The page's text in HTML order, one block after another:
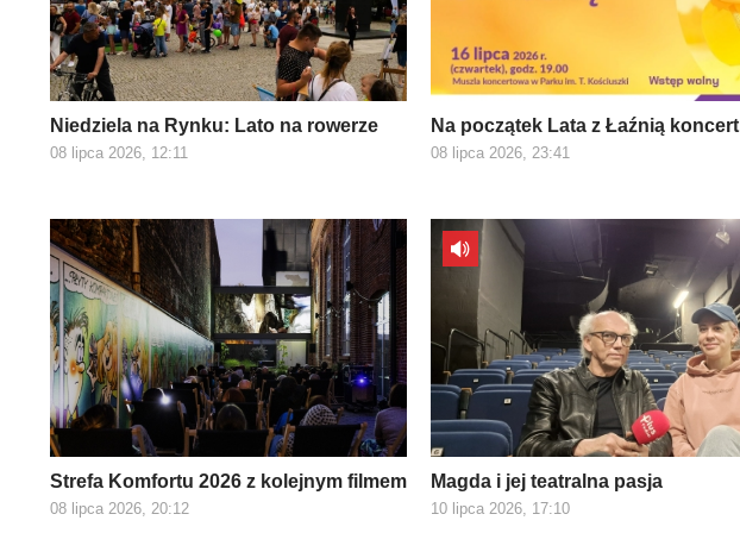
Niedziela na Rynku: Lato na rowerze
08 lipca 2026, 12:11
Na początek Lata z Łaźnią koncert
08 lipca 2026, 23:41
Strefa Komfortu 2026 z kolejnym filmem
08 lipca 2026, 20:12
Magda i jej teatralna pasja
10 lipca 2026, 17:10